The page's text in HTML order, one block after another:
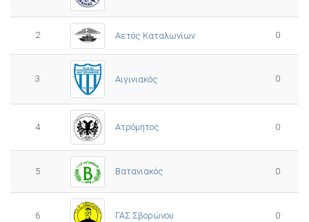
2 Αετός Καταλωνίων 0
3 Αιγινιακός 0
4 Ατρόμητος 0
5 Βατανιακός 0
6 ΓΑΣ Σβορώνου 0